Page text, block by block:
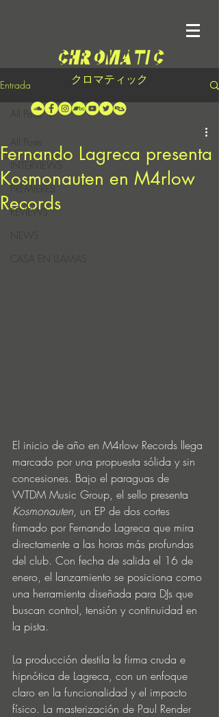
クロマティック
Entrada
INTERVIEWS
PREMIERES
REVIEWS
CASA EN LLAMAS
All Posts
Fernando Lagreca presenta
Kosmonauten en M4rlow
Records
El inicio de año en M4rlow Records llega
marcado por una propuesta sólida y sin
concesiones. Bajo el paraguas de
WTDM Music Group, el sello presenta
Kosmonauten, un EP de dos cortes
firmado por Fernando Lagreca que mira
directamente a las horas más profundas
del club. Con fecha de salida el 16 de
enero, el lanzamiento se posiciona como
una herramienta diseñada para DJs que
buscan control, tensión y continuidad en
la pista.
La producción destila la firma cruda e
hipnótica de Lagreca, con un enfoque
claro en la funcionalidad y el impacto
físico. La masterización de Paul Render